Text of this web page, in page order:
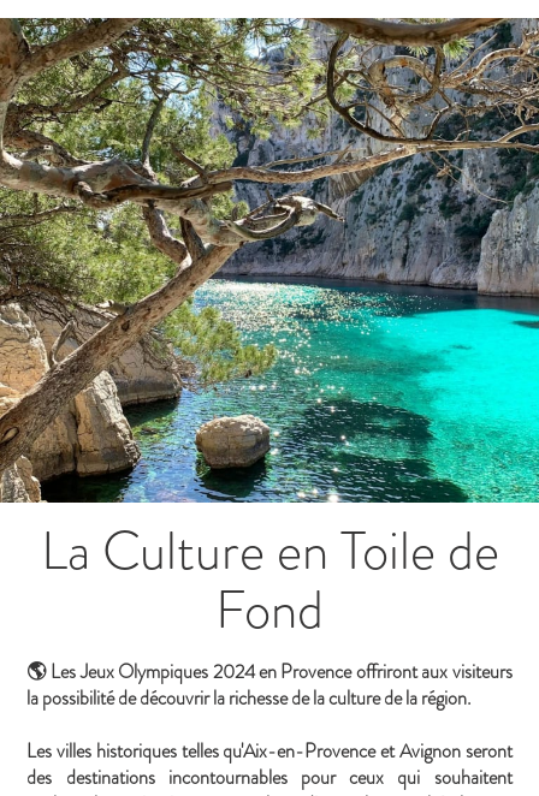
La Culture en Toile de
Fond
🌎 Les Jeux Olympiques 2024 en Provence offriront aux visiteurs
la possibilité de découvrir la richesse de la culture de la région.
Les villes historiques telles qu'Aix-en-Provence et Avignon seront
des destinations incontournables pour ceux qui souhaitent